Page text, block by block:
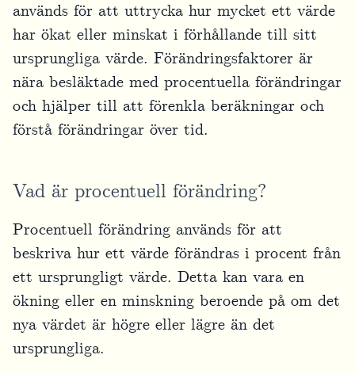
används för att uttrycka hur mycket ett värde
har ökat eller minskat i förhållande till sitt
ursprungliga värde. Förändringsfaktorer är
nära besläktade med procentuella förändringar
och hjälper till att förenkla beräkningar och
förstå förändringar över tid.
Vad är procentuell förändring?
Procentuell förändring används för att
beskriva hur ett värde förändras i procent från
ett ursprungligt värde. Detta kan vara en
ökning eller en minskning beroende på om det
nya värdet är högre eller lägre än det
ursprungliga.